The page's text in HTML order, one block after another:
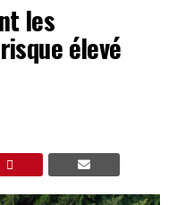
les
élevé